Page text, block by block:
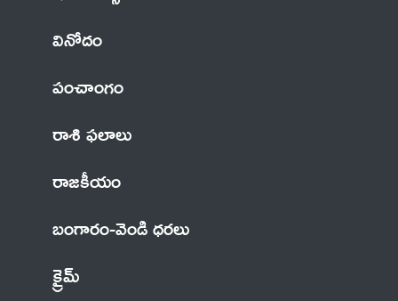
వినోదం
పంచాంగం
రాశి ఫలాలు
రాజకీయం
బంగారం-వెండి ధరలు
క్రైమ్